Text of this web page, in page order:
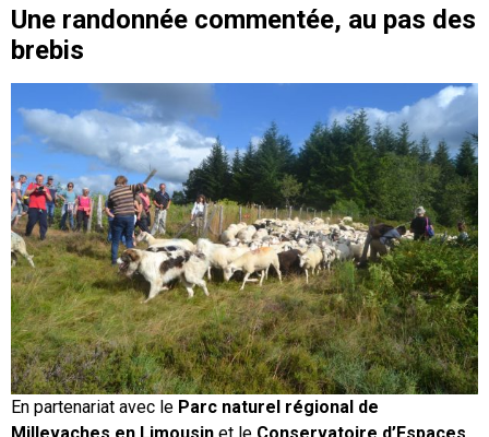
Une randonnée commentée, au pas des
brebis
En partenariat avec le Parc naturel régional de